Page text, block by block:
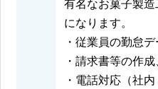
有名なお菓子製
になります。
・従業員の勤怠
・請求書等の作
・電話対応（社内